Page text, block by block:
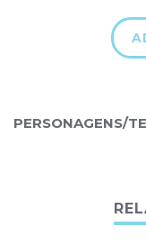
PERSONAGENS/